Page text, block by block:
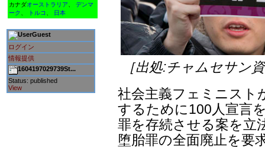
カナダオーストラリア
デンマ
ーク
トルコ 日本
Guest
ログイン
情報提供
1604197029739St...
Status: published
View
［出処:チャムセサン
社会主義フェミニスト
するために100人宣言
罪を存続させる案を立
堕胎罪の全面廃止を要